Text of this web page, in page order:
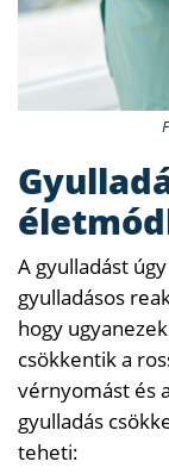
A gyulladást
gyulladásos
hogy
csökkentik a
vérnyomást és
gyulladás
teheti: